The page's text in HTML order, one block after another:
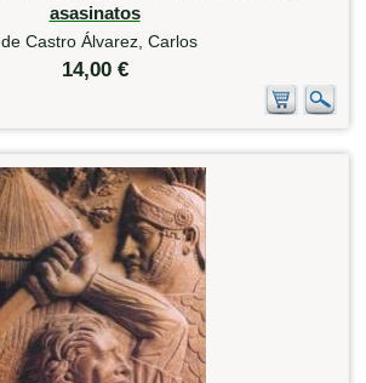
asasinatos
de Castro Álvarez, Carlos
14,00 €